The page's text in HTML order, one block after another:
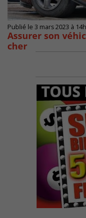
Publié le 3 mars 2023 à
Assurer son
cher